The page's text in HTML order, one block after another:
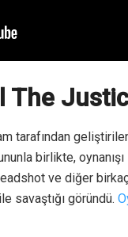
The
tarafından
birlikte,
ve diğer
savaştığı göründü.